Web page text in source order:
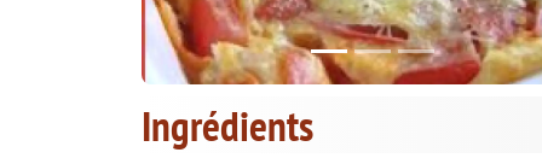
Ingrédients